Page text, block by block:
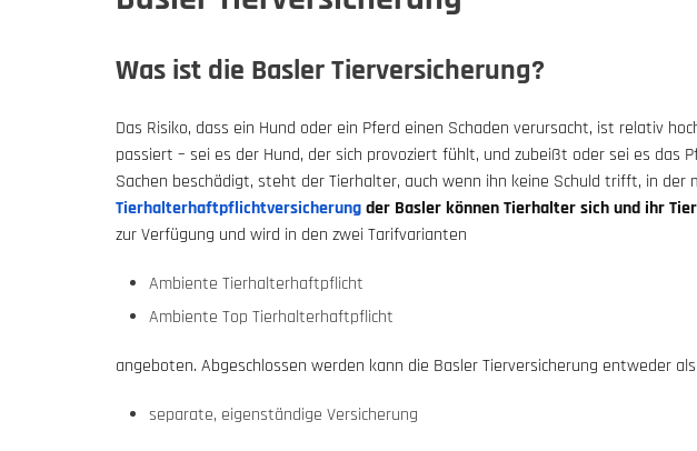
Was ist die Basler Tierversicherung?
Das Risiko, dass ein Hund oder ein Pferd einen Schaden verursacht, ist relativ
passiert – sei es der Hund, der sich provoziert fühlt, und zubeißt oder sei es
Sachen beschädigt, steht der Tierhalter, auch wenn ihn keine Schuld trifft, in
Tierhalterhaftpflichtversicherungder Basler können Tierhalter sich und ihr
zur Verfügung und wird in den zwei Tarifvarianten
Ambiente Tierhalterhaftpflicht
Ambiente Top Tierhalterhaftpflicht
angeboten. Abgeschlossen werden kann die Basler Tierversicherung entweder als
separate, eigenständige Versicherung